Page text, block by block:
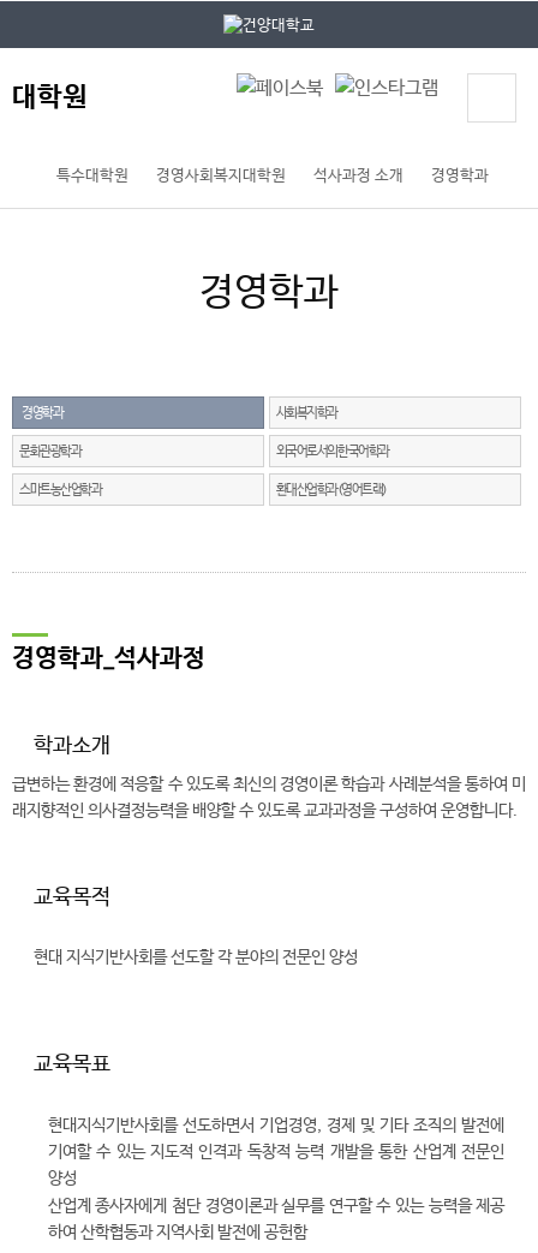
대학원
특수대학원 경영사회복지대학원 석사과정 소개 경영학과
경영학과
경영학과 사회복지학과
문화관광학과 외국어로서의 한국어학과
스마트농산업학과 환대산업학과(영어트랙)
경영학과_석사과정
학과소개
급변하는 환경에 적응할 수 있도록 최신의 경영이론 학습과 사례분석을 통하여 미
래지향적인 의사결정능력을 배양할 수 있도록 교과과정을 구성하여 운영합니다.
교육목적
현대 지식기반사회를 선도할 각 분야의 전문인 양성
교육목표
현대지식기반사회를 선도하면서 기업경영, 경제 및 기타 조직의 발전에
기여할 수 있는 지도적 인격과 독창적 능력 개발을 통한 산업계 전문인
양성
산업계 종사자에게 첨단 경영이론과 실무를 연구할 수 있는 능력을 제공
하여 산학협동과 지역사회 발전에 공헌함